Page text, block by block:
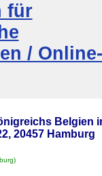
für
/ Online-
Belgien
20457 Hamburg